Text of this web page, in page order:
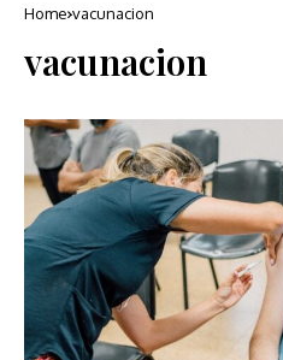
Home vacunacion
vacunacion